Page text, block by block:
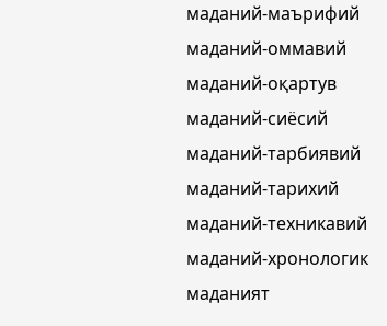
маданий-маърифий
маданий-оммавий
маданий-оқартув
маданий-сиёсий
маданий-тарбиявий
маданий-тарихий
маданий-техникавий
маданий-хронологик
маданият